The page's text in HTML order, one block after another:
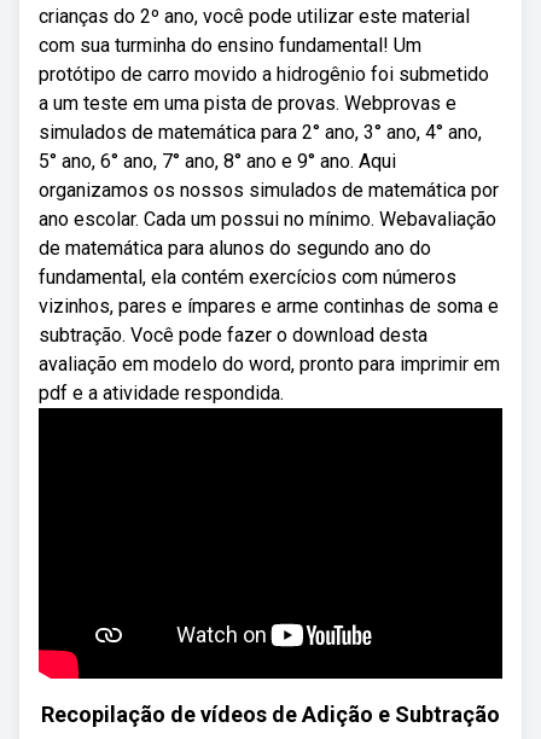
crianças do 2º ano, você pode utilizar este material
com sua turminha do ensino fundamental! Um
protótipo de carro movido a hidrogênio foi submetido
a um teste em uma pista de provas. Webprovas e
simulados de matemática para 2° ano, 3° ano, 4° ano,
5° ano, 6° ano, 7° ano, 8° ano e 9° ano. Aqui
organizamos os nossos simulados de matemática por
ano escolar. Cada um possui no mínimo. Webavaliação
de matemática para alunos do segundo ano do
fundamental, ela contém exercícios com números
vizinhos, pares e ímpares e arme continhas de soma e
subtração. Você pode fazer o download desta
avaliação em modelo do word, pronto para imprimir em
pdf e a atividade respondida.
Recopilação de vídeos de Adição e Subtração